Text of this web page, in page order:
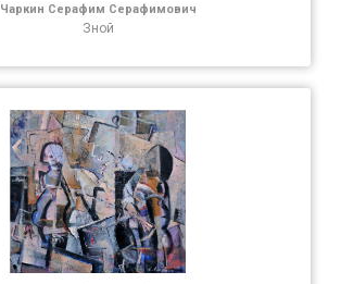
Чаркин Серафим Серафимович
Зной